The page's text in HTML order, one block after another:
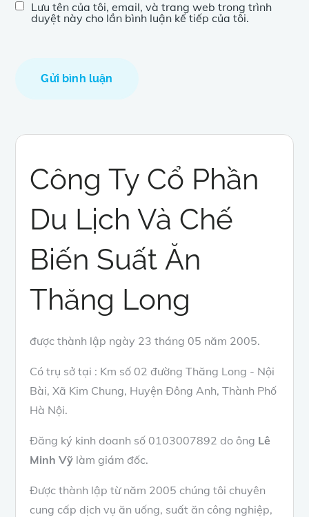
Lưu tên của tôi, email, và trang web trong trình
duyệt này cho lần bình luận kế tiếp của tôi.
Công Ty Cổ Phần
Du Lịch Và Chế
Biến Suất Ăn
Thăng Long
được thành lập ngày 23 tháng 05 năm 2005.
Có trụ sở tại : Km số 02 đường Thăng Long - Nội
Bài, Xã Kim Chung, Huyện Đông Anh, Thành Phố
Hà Nội.
Đăng ký kinh doanh số 0103007892 do ông Lê
Minh Vỹ làm giám đốc.
Được thành lập từ năm 2005 chúng tôi chuyên
cung cấp dịch vụ ăn uống, suất ăn công nghiệp,